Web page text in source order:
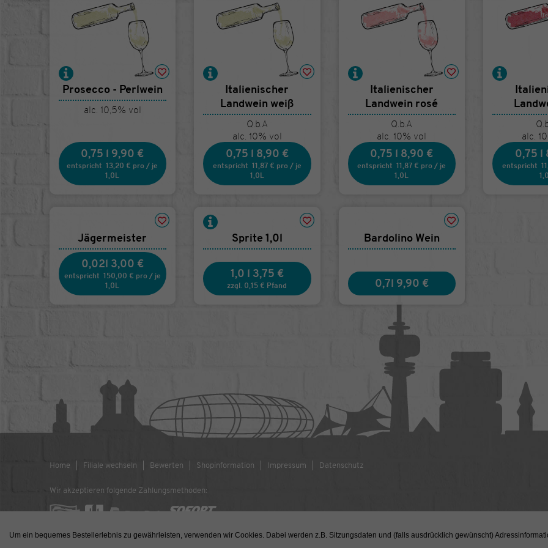
Betroffene Lösungen:
Um ein bequemes Bestellerlebnis zu gewährleisten, verwenden wir Cookies. Dabei werden z.B. Sitzungsdaten und (falls ausdrücklich gewünscht)
Prosecco - Perlwein
alc. 10,5% vol
0,75 l 9,90 €
entspricht 13,20 € pro / je
1,0L
Italienischer
Landwein weiß
Q.b.A
alc. 10% vol
0,75 l 8,90 €
entspricht 11,87 € pro / je
1,0L
Italienischer
Landwein rosé
Q.b.A
alc. 10% vol
0,75 l 8,90 €
entspricht 11,87 € pro / je
1,0L
alc.
0,75 l
entspricht
Jägermeister
0,02l 3,00 €
entspricht 150,00 € pro / je
1,0L
Sprite 1,0l
1,0 l 3,75 €
zzgl. 0,15 € Pfand
Bardolino Wein
0,7l 9,90 €
Home Filiale wechseln Bewerten Shopinformation Impressum Datenschutz
Wir akzeptieren folgende Zahlungsmethoden: